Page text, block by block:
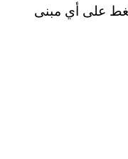
على أي مبنى